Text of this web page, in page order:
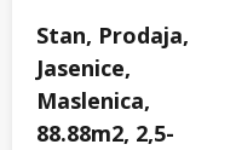
Stan, Prodaja,
Jasenice,
Maslenica,
88.88m2, 2,5-